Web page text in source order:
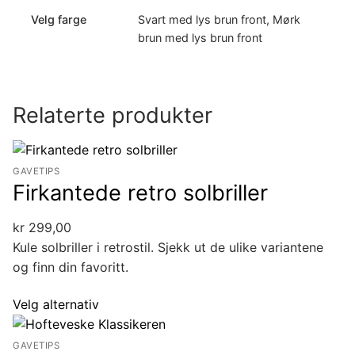
Velg farge
Svart med lys brun front, Mørk
brun med lys brun front
Relaterte produkter
GAVETIPS
Firkantede retro solbriller
kr 299,00
Kule solbriller i retrostil. Sjekk ut de ulike variantene
og finn din favoritt.
Velg alternativ
GAVETIPS